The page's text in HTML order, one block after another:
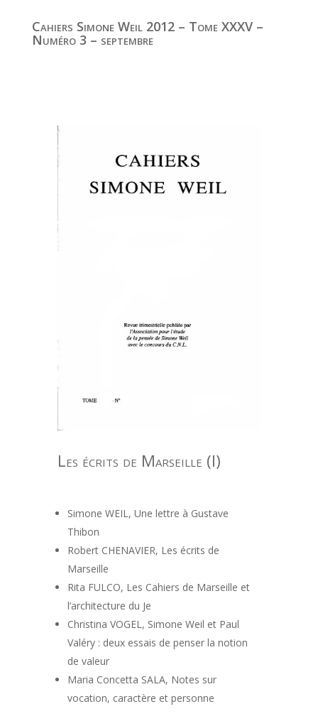
Cahiers Simone Weil 2012 – Tome XXXV –
Numéro 3 – septembre
Les écrits de Marseille (I)
Simone WEIL, Une lettre à Gustave
Thibon
Robert CHENAVIER, Les écrits de
Marseille
Rita FULCO, Les Cahiers de Marseille et
l’architecture du Je
Christina VOGEL, Simone Weil et Paul
Valéry : deux essais de penser la notion
de valeur
Maria Concetta SALA, Notes sur
vocation, caractère et personne